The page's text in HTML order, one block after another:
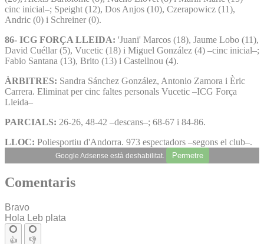
cinc inicial–; Speight (12), Dos Anjos (10), Czerapowicz (11),
Andric (0) i Schreiner (0).
86- ICG FORÇA LLEIDA: 'Juani' Marcos (18), Jaume Lobo (11),
David Cuéllar (5), Vucetic (18) i Miguel González (4) –cinc inicial–;
Fabio Santana (13), Brito (13) i Castellnou (4).
ÀRBITRES: Sandra Sánchez González, Antonio Zamora i Èric
Carrera. Eliminat per cinc faltes personals Vucetic –ICG Força
Lleida–
PARCIALS: 26-26, 48-42 –descans–; 68-67 i 84-86.
LLOC: Poliesportiu d'Andorra. 973 espectadors –segons el club–.
Google Adsense està deshabilitat. Permetre
Comentaris
Bravo
Hola Leb plata
👍 👎